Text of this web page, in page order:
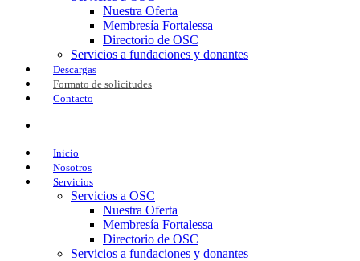
Nuestra Oferta
Membresía Fortalessa
Directorio de OSC
Servicios a fundaciones y donantes
Descargas
Formato de solicitudes
Contacto
Inicio
Nosotros
Servicios
Servicios a OSC
Nuestra Oferta
Membresía Fortalessa
Directorio de OSC
Servicios a fundaciones y donantes